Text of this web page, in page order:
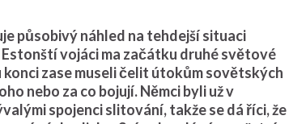
působivý náhled na tehdejší situaci
vojáci ma začátku druhé světové
zase museli čelit útokům sovětských
nebo za co bojují. Němci byli už v
spojenci slitování, takže se dá říci, že